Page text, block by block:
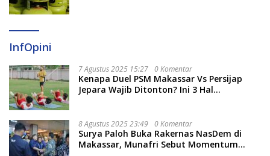
InfOpini
7 Agustus 2025 15:27 0 Komentar
Kenapa Duel PSM Makassar Vs Persijap
Jepara Wajib Ditonton? Ini 3 Hal
8 Agustus 2025 23:49 0 Komentar
Surya Paloh Buka Rakernas NasDem di
Makassar, Munafri Sebut Momentum